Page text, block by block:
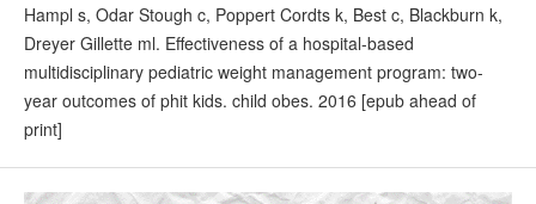
Hampl s, Odar Stough c, Poppert Cordts k, Best c, Blackburn k,
Dreyer Gillette ml. Effectiveness of a hospital-based
multidisciplinary pediatric weight management program: two-
year outcomes of phit kids. child obes. 2016 [epub ahead of
print]